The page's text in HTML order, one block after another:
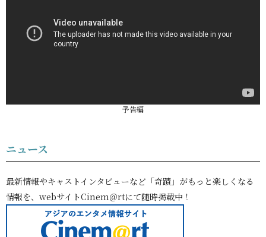
予告編
ニュース
最新情報やキャストインタビューなど「奇蹟」がもっと楽しくなる
情報を、webサイトCinem＠rtにて随時掲載中！